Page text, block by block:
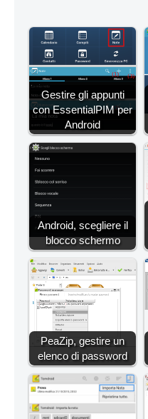
Gestire gli appunti
con EssentialPIM per
Android
Android, scegliere il
blocco schermo
PeaZip, gestire un
elenco di password